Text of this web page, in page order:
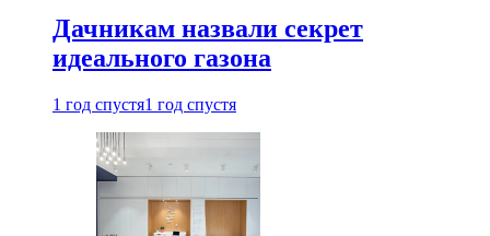
Дачникам назвали секрет
идеального газона
1 год спустя1 год спустя